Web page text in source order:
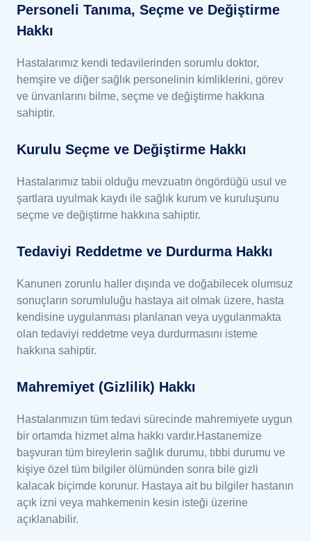
Personeli Tanıma, Seçme ve Değiştirme
Hakkı
Hastalarımız kendi tedavilerinden sorumlu doktor,
hemşire ve diğer sağlık personelinin kimliklerini, görev
ve ünvanlarını bilme, seçme ve değiştirme hakkına
sahiptir.
Kurulu Seçme ve Değiştirme Hakkı
Hastalarımız tabii olduğu mevzuatın öngördüğü usul ve
şartlara uyulmak kaydı ile sağlık kurum ve kuruluşunu
seçme ve değiştirme hakkına sahiptir.
Tedaviyi Reddetme ve Durdurma Hakkı
Kanunen zorunlu haller dışında ve doğabilecek olumsuz
sonuçların sorumluluğu hastaya ait olmak üzere, hasta
kendisine uygulanması planlanan veya uygulanmakta
olan tedaviyi reddetme veya durdurmasını isteme
hakkına sahiptir.
Mahremiyet (Gizlilik) Hakkı
Hastalarımızın tüm tedavi sürecinde mahremiyete uygun
bir ortamda hizmet alma hakkı vardır.Hastanemize
başvuran tüm bireylerin sağlık durumu, tıbbi durumu ve
kişiye özel tüm bilgiler ölümünden sonra bile gizli
kalacak biçimde korunur. Hastaya ait bu bilgiler hastanın
açık izni veya mahkemenin kesin isteği üzerine
açıklanabilir.